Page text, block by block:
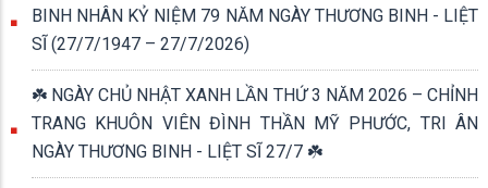
BINH NHÂN KỶ NIỆM 79 NĂM NGÀY THƯƠNG BINH - LIỆT
SĨ (27/7/1947 – 27/7/2026)
☘️ NGÀY CHỦ NHẬT XANH LẦN THỨ 3 NĂM 2026 – CHỈNH
TRANG KHUÔN VIÊN ĐÌNH THẦN MỸ PHƯỚC, TRI ÂN
NGÀY THƯƠNG BINH - LIỆT SĨ 27/7 ☘️